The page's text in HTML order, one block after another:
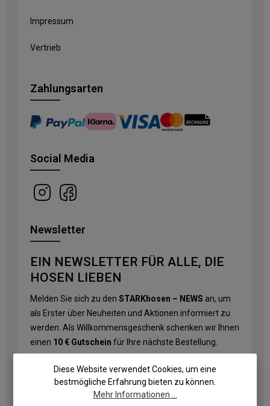
Impressum
Vertrieb
Zahlungsarten
Social Media
Newsletter
EIN NEWSLETTER FÜR ALLE, DIE
HOSEN LIEBEN
Melden Sie sich zu den STARKhosen – NEWS an, um
als Erster über Neuheiten und Aktionen informiert zu
werden. Als Willkommensgeschenk schenken wir Ihnen
einen 10 € Gutschein für Ihre nächste Bestellung.
E-Mail-Adresse*
Diese Website verwendet Cookies, um eine
bestmögliche Erfahrung bieten zu können.
Mehr Informationen ...